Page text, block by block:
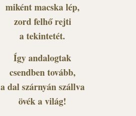
miként macska lép,
zord felhő rejti
a tekintetét.
Így andalogtak
csendben tovább,
a dal szárnyán szállva
övék a világ!